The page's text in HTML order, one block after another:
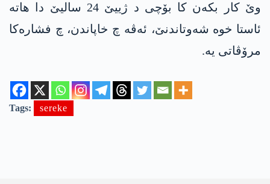
وێ کار بکەن کا بۆچی د ژییێ 24 سالیێ دا هاتە
ئاستا خوە شەوتاندنێ، ئەڤە چ خاپاندن، چ فشارەکا
مرۆڤاتی یە.
Tags: sereke